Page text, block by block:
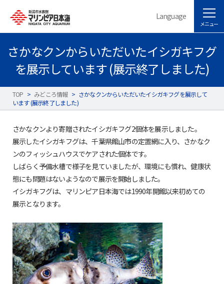
Language
メニュー
さかなクンからいただいたイシガキフグ
を展示しています (展示終了しました)
TOP > みどころ情報 > さかなクンからいただいたイシガキフグを展示して
います (展示終了しました)
さかなクンより寄贈されたイシガキフグ2個体を展示しました。
展示したイシガキフグは、千葉県館山市の定置網に入り、さかなク
ンのフィッシュハウスでケアされた個体です。
しばらく予備水槽で様子を見ていましたが、環境にも慣れ、健康状
態にも問題はないようなので展示を開始しました。
イシガキフグは、マリンピア日本海では1990年開館以来初めての
展示となります。